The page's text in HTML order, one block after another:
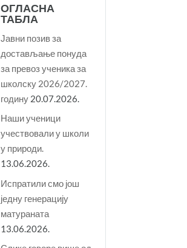
ОГЛАСНА
ТАБЛА
Јавни позив за
достављање понуда
за превоз ученика за
школску 2026/2027.
годину 20.07.2026.
Наши ученици
учествовали у школи
у природи.
13.06.2026.
Испратили смо још
једну генерацију
матураната
13.06.2026.